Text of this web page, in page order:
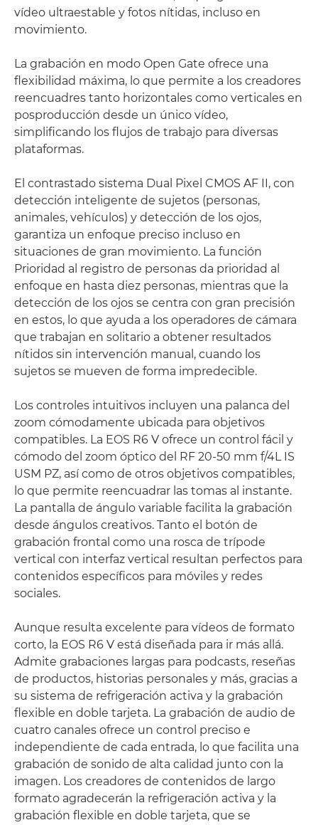
vídeo ultraestable y fotos nítidas, incluso en
movimiento.
La grabación en modo Open Gate ofrece una
flexibilidad máxima, lo que permite a los creadores
reencuadres tanto horizontales como verticales en
posproducción desde un único vídeo,
simplificando los flujos de trabajo para diversas
plataformas.
El contrastado sistema Dual Pixel CMOS AF II, con
detección inteligente de sujetos (personas,
animales, vehículos) y detección de los ojos,
garantiza un enfoque preciso incluso en
situaciones de gran movimiento. La función
Prioridad al registro de personas da prioridad al
enfoque en hasta diez personas, mientras que la
detección de los ojos se centra con gran precisión
en estos, lo que ayuda a los operadores de cámara
que trabajan en solitario a obtener resultados
nítidos sin intervención manual, cuando los
sujetos se mueven de forma impredecible.
Los controles intuitivos incluyen una palanca del
zoom cómodamente ubicada para objetivos
compatibles. La EOS R6 V ofrece un control fácil y
cómodo del zoom óptico del RF 20-50 mm f/4L IS
USM PZ, así como de otros objetivos compatibles,
lo que permite reencuadrar las tomas al instante.
La pantalla de ángulo variable facilita la grabación
desde ángulos creativos. Tanto el botón de
grabación frontal como una rosca de trípode
vertical con interfaz vertical resultan perfectos para
contenidos específicos para móviles y redes
sociales.
Aunque resulta excelente para vídeos de formato
corto, la EOS R6 V está diseñada para ir más allá.
Admite grabaciones largas para podcasts, reseñas
de productos, historias personales y más, gracias a
su sistema de refrigeración activa y la grabación
flexible en doble tarjeta. La grabación de audio de
cuatro canales ofrece un control preciso e
independiente de cada entrada, lo que facilita una
grabación de sonido de alta calidad junto con la
imagen. Los creadores de contenidos de largo
formato agradecerán la refrigeración activa y la
grabación flexible en doble tarjeta, que se